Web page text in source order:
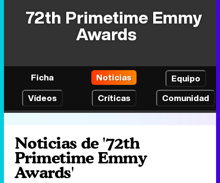
72th Primetime Emmy
Awards
Ficha Noticias
Equipo
Vídeos
Críticas Comunidad
Noticias de '72th
Primetime Emmy
Awards'